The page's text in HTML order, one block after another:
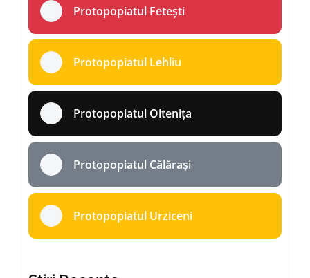
Protopopiatul Fetești
Protopopiatul Lehliu
Protopopiatul Oltenița
Protopopiatul Călărași
Protopopiatul Urziceni